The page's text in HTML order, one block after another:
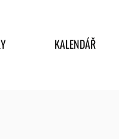
KALENDÁŘ